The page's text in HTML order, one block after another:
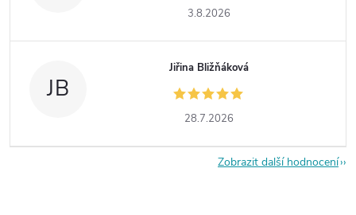
3.8.2026
JB
Jiřina Bližňáková
28.7.2026
Zobrazit další hodnocení